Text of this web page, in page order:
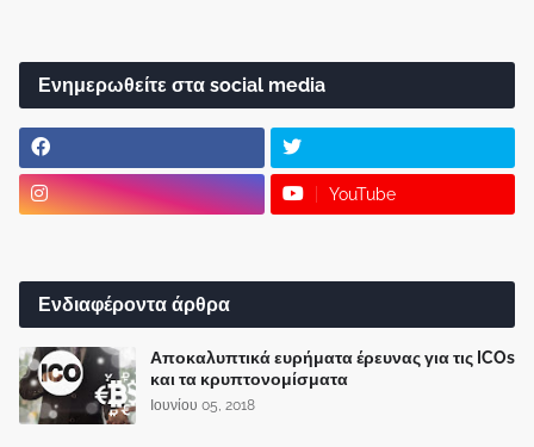
Ενημερωθείτε στα social media
YouTube
Ενδιαφέροντα άρθρα
Αποκαλυπτικά ευρήματα έρευνας για τις ICOs
και τα κρυπτονομίσματα
Ιουνίου 05, 2018